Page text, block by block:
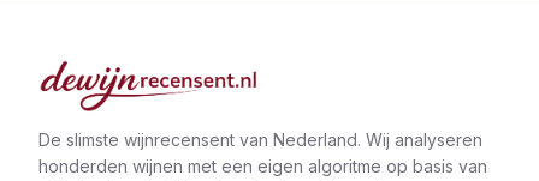
De slimste wijnrecensent van Nederland. Wij analyseren
honderden wijnen met een eigen algoritme op basis van